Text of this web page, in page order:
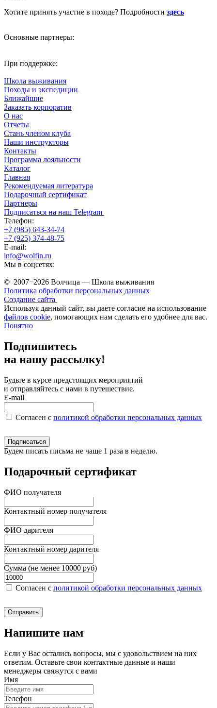
Хотите принять участие в походе? Подробности здесь
Основные партнеры:
При поддержке:
Школа выживания
Походы и экспедиции
Ближайшие
Заказать корпоратив
О нас
Отчеты
Стань членом клуба
Наши инструкторы
Контакты
Программа лояльности
Каталог
Главная
Рекомендуемая литература
Подарочный сертификат
Партнеры
Подписаться на наш Telegram
Телефон:
+7 (985) 643-34-74
+7 (925) 374-48-75
E-mail:
info@wolfin.ru
Мы в соцсетях:
© 2007−2026 Волчица — Школа выживания
Политика обработки персональных данных
Создание сайта
Используя данный сайт, вы даете согласие на использование
файлов cookie, помогающих нам сделать его удобнее для вас.
Понятно
Подпишитесь
на нашу рассылку!
Будьте в курсе предстоящих мероприятий
и отправляйтесь с нами в путешествие.
E-mail
Согласен c политикой обработки персональных данных
Подписаться
Будем писать письма не чаще 1 раза в неделю.
Подарочный сертификат
ФИО получателя
Контактный номер получателя
ФИО дарителя
Контактный номер дарителя
Сумма (не менее 10000 руб)
Согласен c политикой обработки персональных данных
Отправить
Напишите нам
Если у Вас остались вопросы, мы с удовольствием на них
ответим. Оставьте свои контактные данные и наши
менеджеры свяжутся с вами
Имя
Телефон